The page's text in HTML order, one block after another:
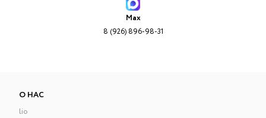
Max
8 (926) 896-98-31
О НАС
lio